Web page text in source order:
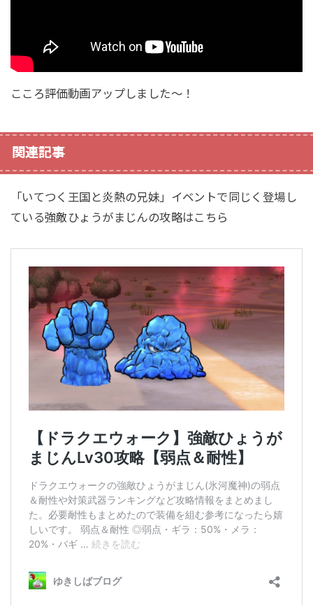
こころ評価動画アップしました〜！
関連記事
「いてつく王国と炎熱の兄妹」イベントで同じく登場し
ている強敵ひょうがまじんの攻略はこちら